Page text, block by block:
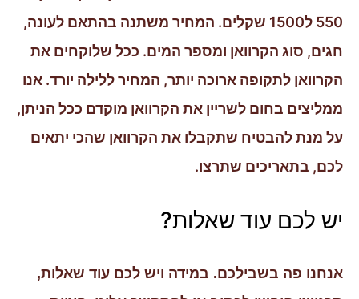
550 ל1500 שקלים. המחיר משתנה בהתאם לעונה,
חגים, סוג הקרוואן ומספר המים. ככל שלוקחים את
הקרוואן לתקופה ארוכה יותר, המחיר ללילה יורד. אנו
ממליצים בחום לשריין את הקרוואן מוקדם ככל הניתן,
על מנת להבטיח שתקבלו את הקרוואן שהכי יתאים
לכם, בתאריכים שתרצו.
יש לכם עוד שאלות?
אנחנו פה בשבילכם. במידה ויש לכם עוד שאלות,